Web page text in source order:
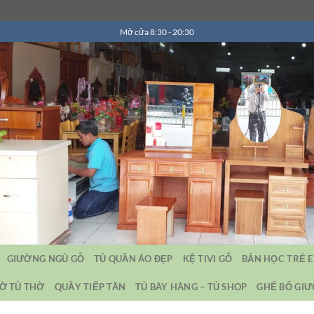
Mở cửa 8:30 - 20:30
GIƯỜNG NGỦ GỖ TỦ QUẦN ÁO ĐẸP KỆ TIVI GỖ BẢN HỌC TRẺ
TỦ THỜ QUẦY TIẾP TÂN TỦ BÀY HÀNG – TỦ SHOP GHẾ BỐ